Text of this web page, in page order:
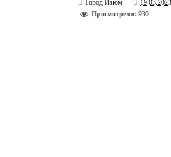
Город Изюм 19.03.2023
Просмотрели: 930